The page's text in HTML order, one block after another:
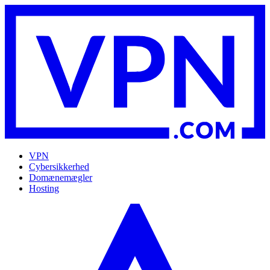
VPN
Cybersikkerhed
Domænemægler
Hosting